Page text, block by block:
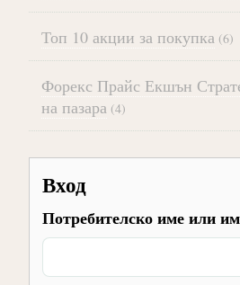
Топ 10 акции за покупка (6)
Форекс Прайс Екшън
на пазара (4)
Вход
Потребителско име или